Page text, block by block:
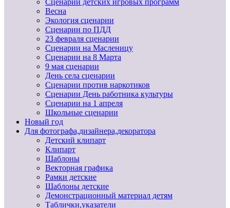
Весна
Экология сценарии
Сценарии по ПДД
23 февраля сценарии
Сценарии на Масленицу
Сценарии на 8 Марта
9 мая сценарии
День села сценарии
Сценарии против наркотиков
Сценарии День работника культуры
Сценарии на 1 апреля
Школьные сценарии
Новый год
Для фотографа,дизайнера,декоратора
Детский клипарт
Клипарт
Шаблоны
Векторная графика
Рамки детские
Шаблоны детские
Демонстрационный материал детям
Таблички,указатели